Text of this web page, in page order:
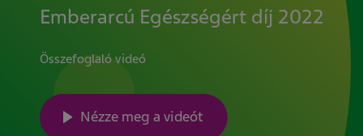
Emberarcú Egészségért díj 2022
Összefoglaló videó
Nézze meg a videót